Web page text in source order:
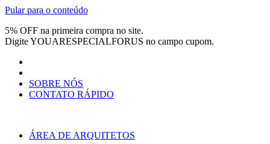
Pular para o conteúdo
5% OFF na primeira compra no site.
DigiteYOUARESPECIALFORUS no campo cupom.
SOBRE NÓS
CONTATO RÁPIDO
ÁREA DE ARQUITETOS